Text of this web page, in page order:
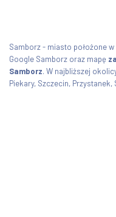
Samborz - miasto położone
Google Samborz oraz mapę
Samborz. W najbliższej
Piekary, Szczecin,